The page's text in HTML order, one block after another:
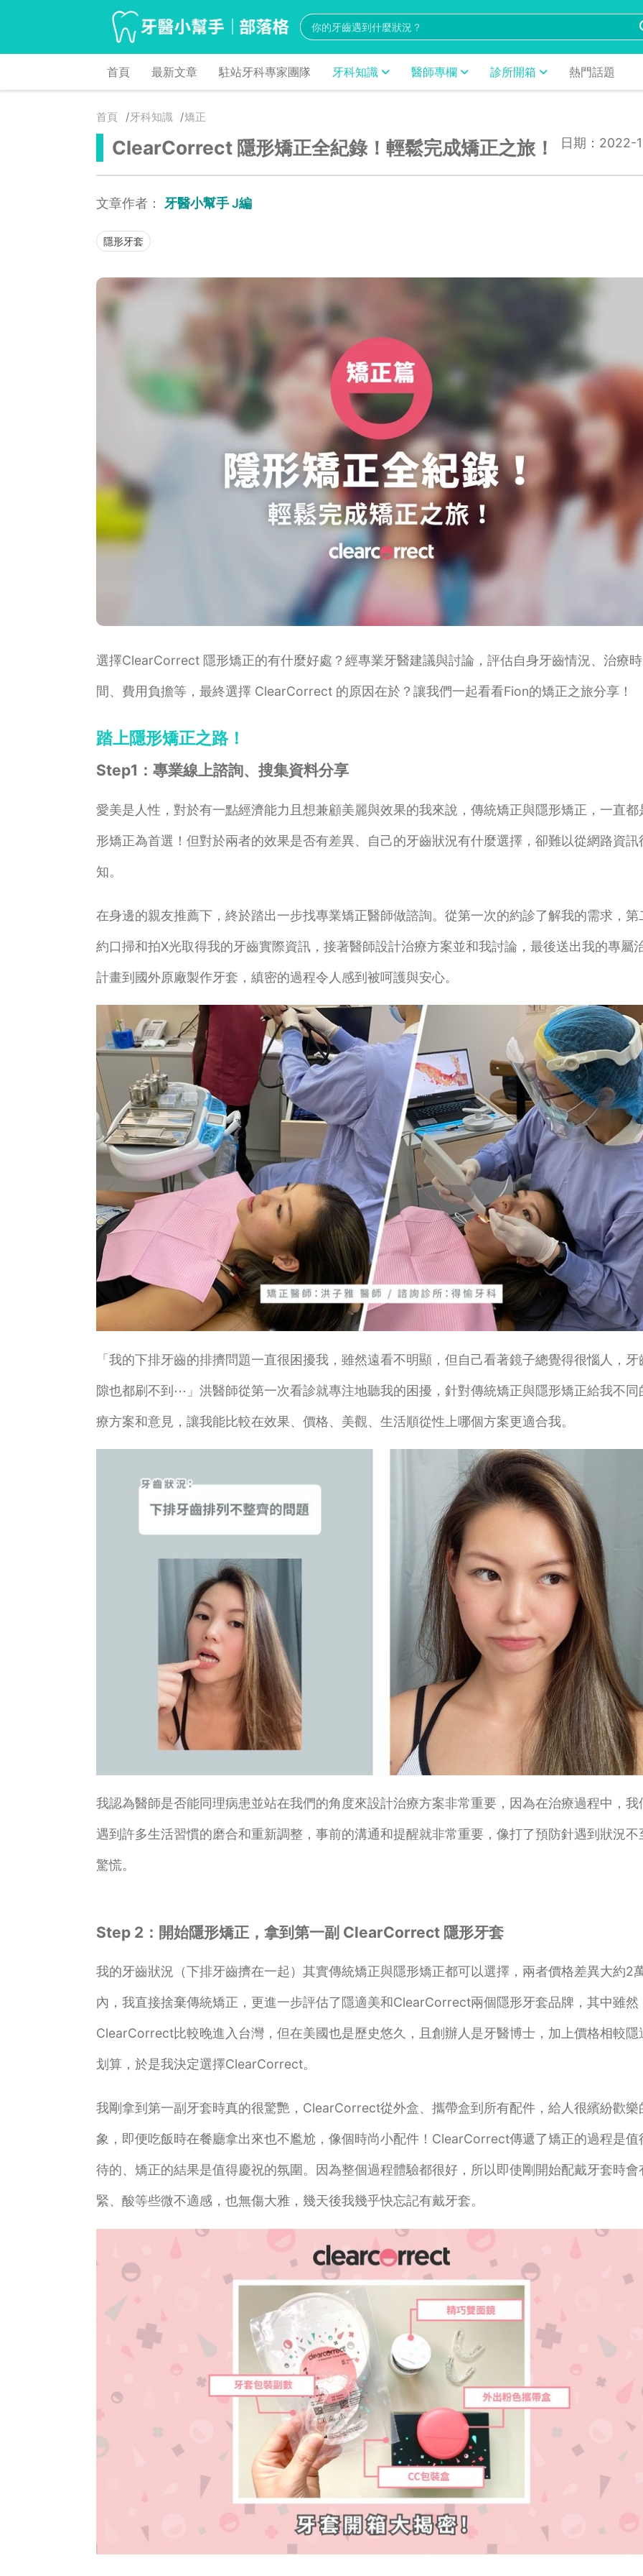
首頁 最新文章 駐站牙科專家團隊 牙科知識 醫師專欄 診所開箱 熱門話題
首頁 牙科知識 矯正
ClearCorrect 隱形矯正全紀錄！輕鬆完成矯正之旅！ 日期：2022-
文章作者： 牙醫小幫手 J編
隱形牙套
選擇ClearCorrect 隱形矯正的有什麼好處？經專業牙醫建議與討論，評估自身牙齒情況、治療時
間、費用負擔等，最終選擇 ClearCorrect 的原因在於？讓我們一起看看Fion的矯正之旅分享！
踏上隱形矯正之路！
Step1：專業線上諮詢、搜集資料分享
愛美是人性，對於有一點經濟能力且想兼顧美麗與效果的我來說，傳統矯正與隱形矯正，一直都
形矯正為首選！但對於兩者的效果是否有差異、自己的牙齒狀況有什麼選擇，卻難以從網路資訊
知。
在身邊的親友推薦下，終於踏出一步找專業矯正醫師做諮詢。從第一次的約診了解我的需求，第
約口掃和拍X光取得我的牙齒實際資訊，接著醫師設計治療方案並和我討論，最後送出我的專屬
計畫到國外原廠製作牙套，縝密的過程令人感到被呵護與安心。
「我的下排牙齒的排擠問題一直很困擾我，雖然遠看不明顯，但自己看著鏡子總覺得很惱人，牙
隙也都刷不到⋯」洪醫師從第一次看診就專注地聽我的困擾，針對傳統矯正與隱形矯正給我不同
療方案和意見，讓我能比較在效果、價格、美觀、生活順從性上哪個方案更適合我。
我認為醫師是否能同理病患並站在我們的角度來設計治療方案非常重要，因為在治療過程中，我
遇到許多生活習慣的磨合和重新調整，事前的溝通和提醒就非常重要，像打了預防針遇到狀況不
驚慌。
Step 2：開始隱形矯正，拿到第一副 ClearCorrect 隱形牙套
我的牙齒狀況（下排牙齒擠在一起）其實傳統矯正與隱形矯正都可以選擇，兩者價格差異大約2
內，我直接捨棄傳統矯正，更進一步評估了隱適美和ClearCorrect兩個隱形牙套品牌，其中雖然
ClearCorrect比較晚進入台灣，但在美國也是歷史悠久，且創辦人是牙醫博士，加上價格相較隱
划算，於是我決定選擇ClearCorrect。
我剛拿到第一副牙套時真的很驚艷，ClearCorrect從外盒、攜帶盒到所有配件，給人很繽紛歡樂
象，即便吃飯時在餐廳拿出來也不尷尬，像個時尚小配件！ClearCorrect傳遞了矯正的過程是值
待的、矯正的結果是值得慶祝的氛圍。因為整個過程體驗都很好，所以即使剛開始配戴牙套時會
緊、酸等些微不適感，也無傷大雅，幾天後我幾乎快忘記有戴牙套。